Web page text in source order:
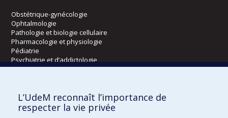
Obstétrique-gynécologie
Ophtalmologie
Pathologie et biologie cellulaire
Pharmacologie et physiologie
Pédiatrie
Psychiatrie et d’addictologie
Radiologie, radio-oncologie et médecine nucléaire
Écoles
L’UdeM reconnaît l’importance de
respecter la vie privée